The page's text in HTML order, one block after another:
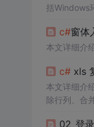
括Windows
c#窗体
本文详细介
c#xls
本文详细介
除行列、合
02_登录